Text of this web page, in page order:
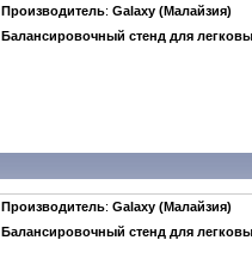
Производитель: Galaxy (Малайзия)
Балансировочный стенд для
Производитель: Galaxy (Малайзия)
Балансировочный стенд для